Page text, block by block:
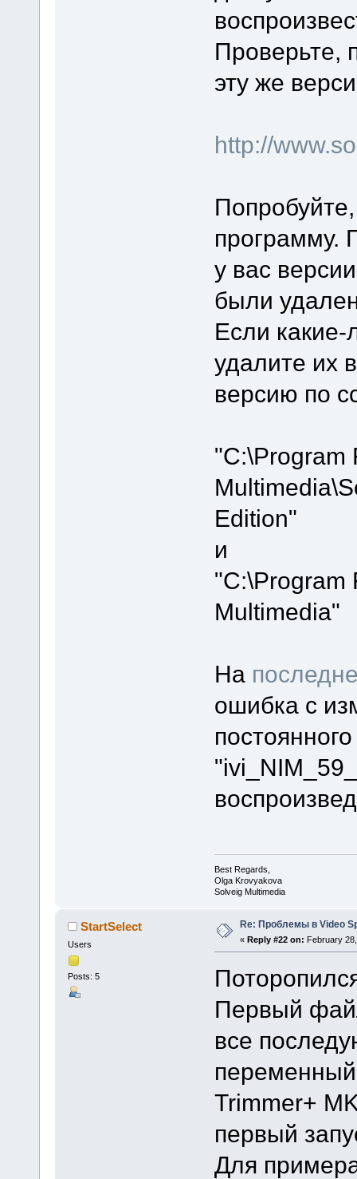
Проверьте,
эту же
http://
программу.
у вас
были
Если
удалите их
версию по
"C:\Program
Edition"
и
"C:\Program
Multimedia"
На
ошибка с
Best Regards,
Olga Krovyakova
Solveig Multimedia
StartSelect
Users
Posts: 5
Re: Проблемы в Video
« Reply #22 on: February
Первый
все
Trimmer+
первый
Для